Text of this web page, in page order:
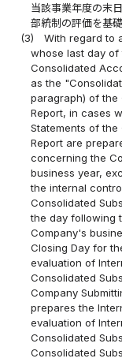
当該事業年度の末
部統制の評価を基
(3)
With regard to
whose last day
Consolidated
as the
paragraph) of the
Report, in cases
Statements of the
Report are
concerning the
business year,
the internal
Consolidated
the day following
Company's
Closing Day for
evaluation of
Consolidated
Company
prepares the
evaluation of
Consolidated
Consolidated